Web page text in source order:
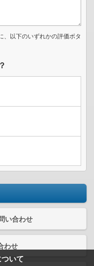
いて
、以下のいずれかの評価ボタ
い合わせ
わせ